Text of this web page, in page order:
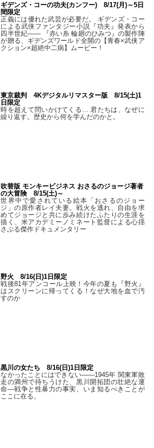
ギデンズ・コーの功夫(カンフー) 8/17(月)～5日
間限定
正義には優れた武芸が必要だ。 ギデンズ・コー
による武侠ファンタジー小説『功夫』発表から
四半世紀―― 『赤い糸 輪廻のひみつ』の製作陣
が贈る、ギデンズワールド全開の【青春×武侠ア
クション×超絶中二病】ムービー！
東京裁判 4Kデジタルリマスター版 8/15(土)1
日限定
時を超えて問いかけてくる… 君たちは、なぜに
繰り返す。歴史から何を学んだのかと。
吹替版 モンキービジネス おさるのジョージ著者
の大冒険 8/15(土)～
世界中で愛されている絵本「おさるのジョー
ジ」の原作者レイ夫妻。戦火を逃れ、自由を求
めてジョージと共に歩み続けたふたりの生涯を
描く、米アカデミーノミネート監督による心揺
さぶる傑作ドキュメンタリー
野火 8/16(日)1日限定
戦後81年アンコール上映！今年の夏も『野火』
はスクリーンに帰ってくる！なぜ大地を血で汚
すのか
黒川の女たち 8/16(日)1日限定
なかったことにはできない——1945年 関東軍敗
走の満州で待ちうけた、黒川開拓団の壮絶な運
命―戦争と性暴力の事実、いま知るべきことが
ここに在る。